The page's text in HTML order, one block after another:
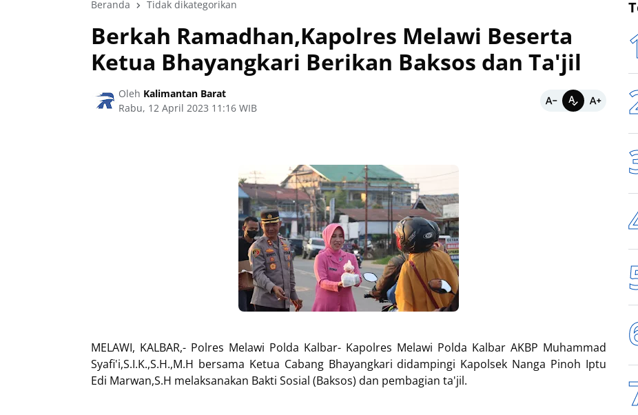
Beranda Tidak dikategorikan
Berkah Ramadhan,Kapolres Melawi Beserta
Ketua Bhayangkari Berikan Baksos dan Ta'jil
Oleh Kalimantan Barat
Rabu, 12 April 2023 11:16 WIB
MELAWI, KALBAR,- Polres Melawi Polda Kalbar- Kapolres Melawi Polda Kalbar AKBP Muhammad
Syafi'i,S.I.K.,S.H.,M.H bersama Ketua Cabang Bhayangkari didampingi Kapolsek Nanga Pinoh Iptu
Edi Marwan,S.H melaksanakan Bakti Sosial (Baksos) dan pembagian ta'jil.